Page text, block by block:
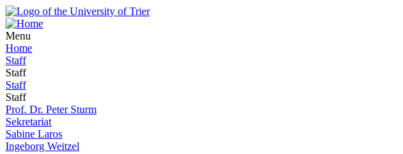
Menu
Home
Staff
Staff
Staff
Staff
Prof. Dr. Peter Sturm
Sekretariat
Sabine Laros
Ingeborg Weitzel